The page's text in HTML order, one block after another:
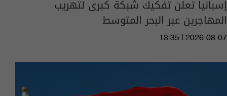
إسبانيا تعلن تفكيك شبكة كبرى لتهريب
المهاجرين عبر البحر المتوسط
13:35 | 2026-08-07